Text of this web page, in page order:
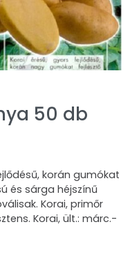
50 db
korán gumókat
és sárga héjszínű
Korai, primőr
Korai, ült.: márc.-